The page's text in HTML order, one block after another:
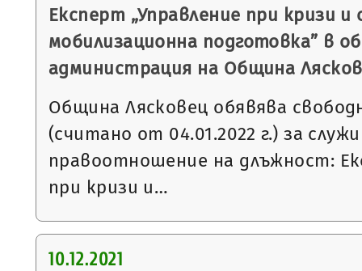
Експерт „Управление при кризи
мобилизационна подготовка” в
администрация на Община
Община Лясковец обявява
(считано от 04.01.2022 г.) за
правоотношение на длъжност:
при кризи и…
10.12.2021